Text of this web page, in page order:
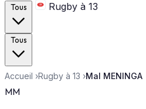
Tous Rugby à 13
Tous
Accueil ›Rugby à 13 ›Mal MENINGA
MM